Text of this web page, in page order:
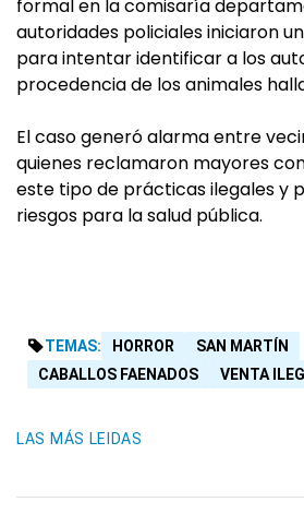
formal en la comisaría
autoridades policiales iniciaron
para intentar identificar a los
procedencia de los animales
El caso generó alarma entre
quienes reclamaron mayores
este tipo de prácticas ilegales y
riesgos para la salud pública.
TEMAS: HORROR
SAN MARTÍN
CABALLOS FAENADOS
VENTA
LAS MÁS LEIDAS